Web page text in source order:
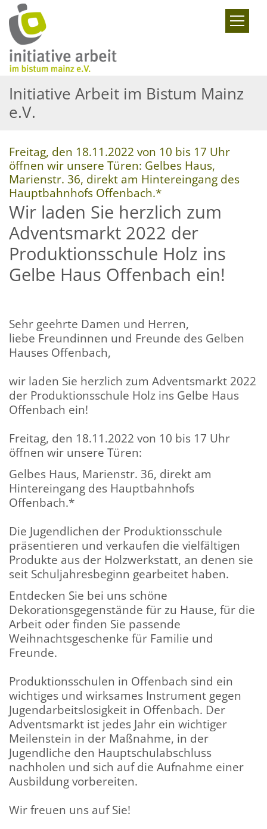
Zum Inhalt springen
Initiative Arbeit im Bistum Mainz
e.V.
Freitag, den 18.11.2022 von 10 bis 17 Uhr
öffnen wir unsere Türen: Gelbes Haus,
Marienstr. 36, direkt am Hintereingang des
Hauptbahnhofs Offenbach.*:
Wir laden Sie herzlich zum
Adventsmarkt 2022 der
Produktionsschule Holz ins
Gelbe Haus Offenbach ein!
Sehr geehrte Damen und Herren,
liebe Freundinnen und Freunde des Gelben
Hauses Offenbach,
wir laden Sie herzlich zum Adventsmarkt 2022
der Produktionsschule Holz ins Gelbe Haus
Offenbach ein!
Freitag, den 18.11.2022 von 10 bis 17 Uhr
öffnen wir unsere Türen:
Gelbes Haus, Marienstr. 36, direkt am
Hintereingang des Hauptbahnhofs
Offenbach.*
Die Jugendlichen der Produktionsschule
präsentieren und verkaufen die vielfältigen
Produkte aus der Holzwerkstatt, an denen sie
seit Schuljahresbeginn gearbeitet haben.
Entdecken Sie bei uns schöne
Dekorationsgegenstände für zu Hause, für die
Arbeit oder finden Sie passende
Weihnachtsgeschenke für Familie und
Freunde.
Produktionsschulen in Offenbach sind ein
wichtiges und wirksames Instrument gegen
Jugendarbeitslosigkeit in Offenbach. Der
Adventsmarkt ist jedes Jahr ein wichtiger
Meilenstein in der Maßnahme, in der
Jugendliche den Hauptschulabschluss
nachholen und sich auf die Aufnahme einer
Ausbildung vorbereiten.
Wir freuen uns auf Sie!